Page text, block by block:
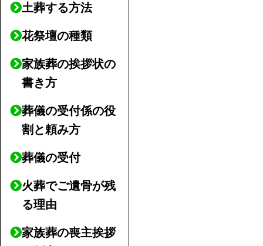
土葬する方法
花祭壇の種類
家族葬の挨拶状の
書き方
葬儀の受付係の役
割と頼み方
葬儀の受付
火葬でご遺骨が残
る理由
家族葬の喪主挨拶